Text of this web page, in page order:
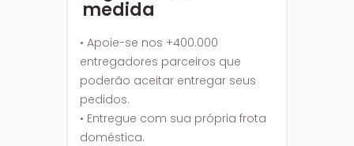
medida
• Apoie-se nos +400.000
entregadores parceiros que
poderão aceitar entregar seus
pedidos.
• Entregue com sua própria frota
doméstica.